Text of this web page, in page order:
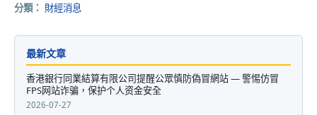
分類： 財經消息
最新文章
香港銀行同業結算有限公司提醒公眾慎防偽冒網站 — 警惕仿冒
FPS网站诈骗，保护个人资金安全
2026-07-27